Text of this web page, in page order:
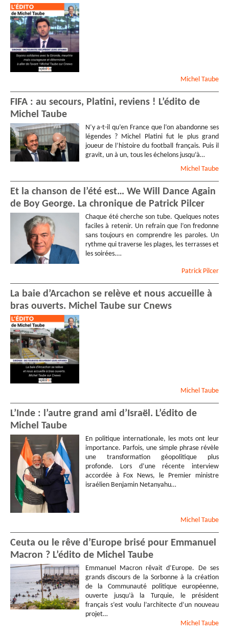
Michel Taube
FIFA : au secours, Platini, reviens ! L’édito de
Michel Taube
N’y a-t-il qu’en France que l’on abandonne ses
légendes ? Michel Platini fut le plus grand
joueur de l’histoire du football français. Puis il
gravit, un à un, tous les échelons jusqu’à…
Michel Taube
Et la chanson de l’été est… We Will Dance Again
de Boy George. La chronique de Patrick Pilcer
Chaque été cherche son tube. Quelques notes
faciles à retenir. Un refrain que l’on fredonne
sans toujours en comprendre les paroles. Un
rythme qui traverse les plages, les terrasses et
les soirées.…
Patrick Pilcer
La baie d’Arcachon se relève et nous accueille à
bras ouverts. Michel Taube sur Cnews
Michel Taube
L’Inde : l’autre grand ami d’Israël. L’édito de
Michel Taube
En politique internationale, les mots ont leur
importance. Parfois, une simple phrase révèle
une transformation géopolitique plus
profonde. Lors d’une récente interview
accordée à Fox News, le Premier ministre
israélien Benjamin Netanyahu…
Michel Taube
Ceuta ou le rêve d’Europe brisé pour Emmanuel
Macron ? L’édito de Michel Taube
Emmanuel Macron rêvait d’Europe. De ses
grands discours de la Sorbonne à la création
de la Communauté politique européenne,
ouverte jusqu’à la Turquie, le président
français s’est voulu l’architecte d’un nouveau
projet…
Michel Taube